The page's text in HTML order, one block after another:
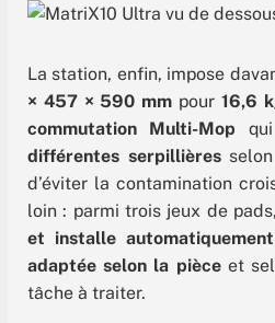
La station, enfin, impose
× 457 × 590 mm pour 16,6
commutation Multi-Mop
différentes serpillièresselon
d’éviter la contamination
loin : parmi trois jeux de pads,
et installe
adaptée selon la pièceet
tâche à traiter.